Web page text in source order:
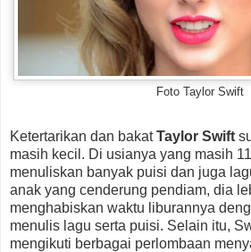
Foto Taylor Swift
Ketertarikan dan bakatTaylor Swift
masih kecil. Di usianya yang masih
menuliskan banyak puisi dan juga
anak yang cenderung pendiam, dia
menghabiskan waktu liburannya
menulis lagu serta puisi. Selain itu,
mengikuti berbagai perlombaan